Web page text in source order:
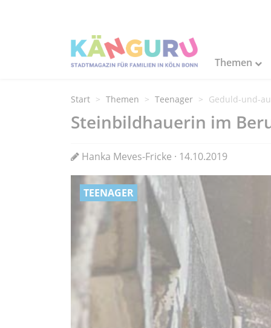
Themen
Start Themen Teenager Geduld-und-
Steinbildhauerin im
Hanka Meves-Fricke · 14.10.2019
TEENAGER